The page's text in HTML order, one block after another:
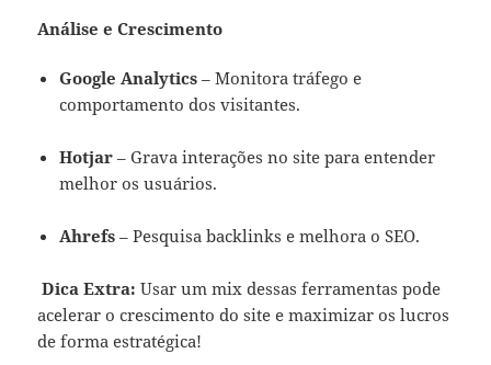
Análise e Crescimento
Google Analytics – Monitora tráfego e
comportamento dos visitantes.
Hotjar – Grava interações no site para entender
melhor os usuários.
Ahrefs – Pesquisa backlinks e melhora o SEO.
Dica Extra: Usar um mix dessas ferramentas pode
acelerar o crescimento do site e maximizar os lucros
de forma estratégica!